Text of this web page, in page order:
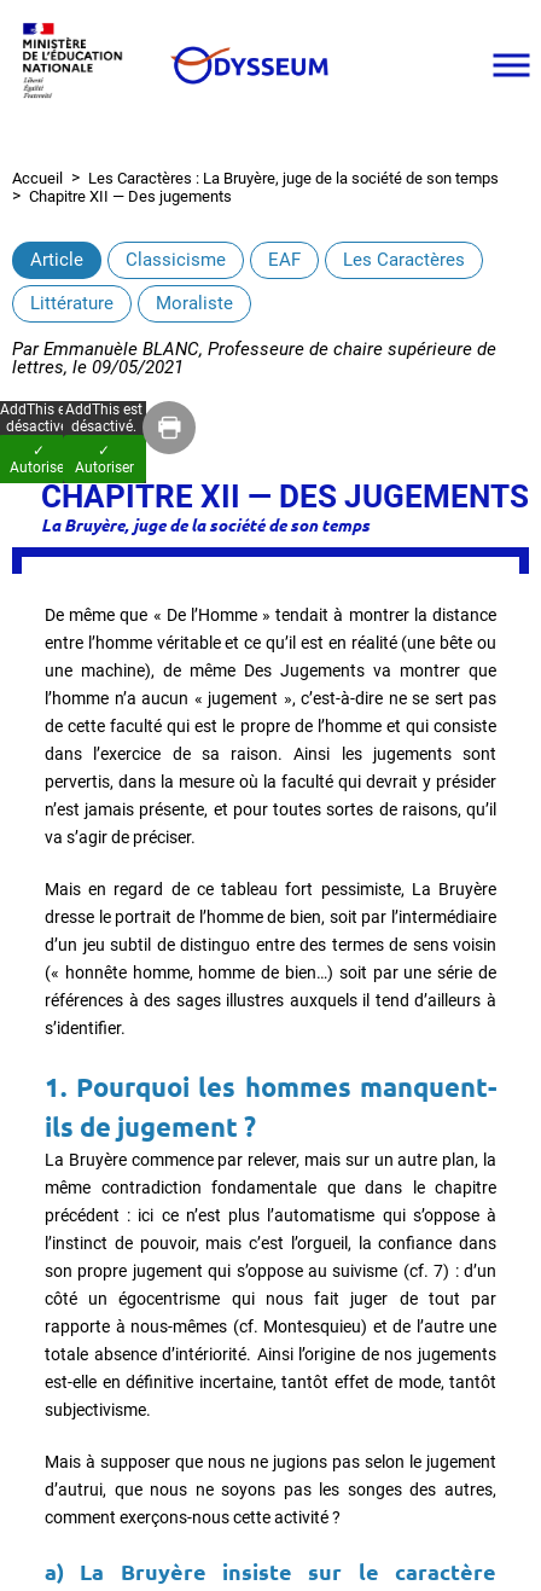
contenu
principal
Fil
Accueil
Les Caractères : La Bruyère, juge de la société de son temps
Chapitre XII — Des jugements
Article Classicisme EAF
Les Caractères
Littérature
Moraliste
ParEmmanuèle BLANC, Professeure de chaire supérieure de
lettres, le 09/05/2021
AddThis est
désactivé.
✓
Autoriser
AddThis est
désactivé.
✓
Autoriser
CHAPITRE XII — DES JUGEMENTS
La Bruyère, juge de la société de son temps
De même que « De l’Homme » tendait à montrer la distance
entre l’homme véritable et ce qu’il est en réalité (une bête ou
une machine), de même Des Jugements va montrer que
l’homme n’a aucun « jugement », c’est-à-dire ne se sert pas
de cette faculté qui est le propre de l’homme et qui consiste
dans l’exercice de sa raison. Ainsi les jugements sont
pervertis, dans la mesure où la faculté qui devrait y présider
n’est jamais présente, et pour toutes sortes de raisons, qu’il
va s’agir de préciser.
Mais en regard de ce tableau fort pessimiste, La Bruyère
dresse le portrait de l’homme de bien, soit par l’intermédiaire
d’un jeu subtil de distinguo entre des termes de sens voisin
(« honnête homme, homme de bien…) soit par une série de
références à des sages illustres auxquels il tend d’ailleurs à
s’identifier.
1. Pourquoi les hommes manquent-
ils de jugement ?
La Bruyère commence par relever, mais sur un autre plan, la
même contradiction fondamentale que dans le chapitre
précédent : ici ce n’est plus l’automatisme qui s’oppose à
l’instinct de pouvoir, mais c’est l’orgueil, la confiance dans
son propre jugement qui s’oppose au suivisme (cf. 7) : d’un
côté un égocentrisme qui nous fait juger de tout par
rapporte à nous-mêmes (cf. Montesquieu) et de l’autre une
totale absence d’intériorité. Ainsi l’origine de nos jugements
est-elle en définitive incertaine, tantôt effet de mode, tantôt
subjectivisme.
Mais à supposer que nous ne jugions pas selon le jugement
d’autrui, que nous ne soyons pas les songes des autres,
comment exerçons-nous cette activité ?
a) La Bruyère insiste sur le caractère